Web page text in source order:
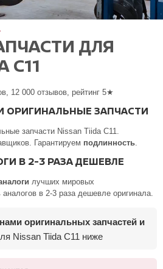
ДЛЯ
C11
12 000 отзывов, рейтинг 5★
ЗАПЧАСТИ
запчасти Nissan Tiida C11.
Гарантируем подлинность.
В 2-3 РАЗА ДЕШЕВЛЕ
лучших мировых
в 2-3 раза дешевле оригинала.
оригинальных запчастей и
Nissan Tiida C11 ниже